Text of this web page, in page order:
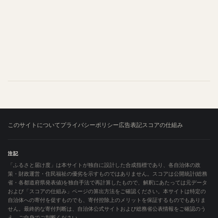
このサイトについてプライバシーポリシー広告表記スコアの仕組み
注記
「ふるさと届け度」は本サイトが独自に設計した合成指標であり、各自治体の政
策・財政運営・住民福祉の優劣を示すものではありません。スコアは公開統計(総務
省・各都道府県発表値)を独自手法で再計算したもので、解釈にあたっては元データ
および「スコアの仕組み」ページの算出方法をご確認ください。本サイトは特定の
自治体への寄付を促すものでも、寄付控除上のメリットを保証するものでもありま
せん。最終的な寄付判断は、自治体公式サイトおよび総務省公表情報をご確認のう